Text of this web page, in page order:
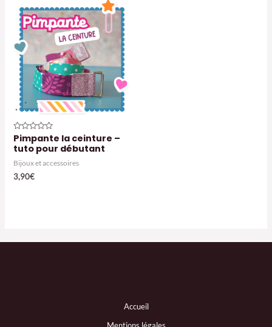
Note
0
sur
Pimpante la ceinture –
tuto pour débutant
Bijoux et accessoires
3,90€
Accueil